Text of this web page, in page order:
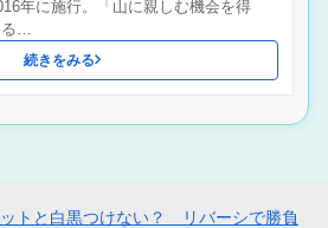
年に施行。「山に親しむ機会を得
…
続きをみる
トと白黒つけない？ リバーシで勝負